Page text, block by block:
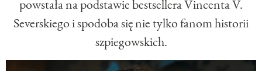
powstała na podstawie bestsellera Vincenta V.
Severskiego i spodoba się nie tylko fanom historii
szpiegowskich.